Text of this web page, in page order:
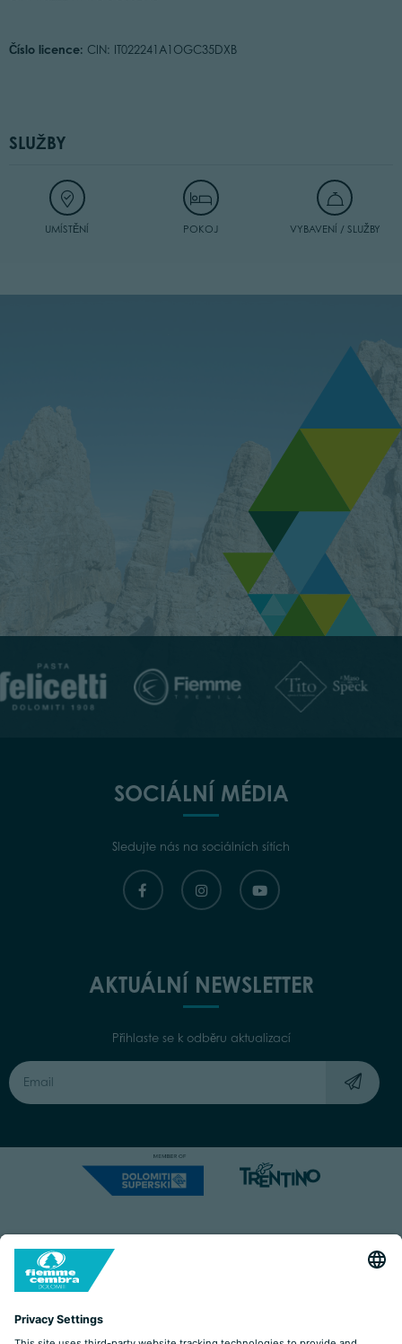
Číslo licence: CIN: IT022241A1OGC35DXB
SLUŽBY
UMÍSTĚNÍ POKOJ VYBAVENÍ / SLUŽBY
SOCIÁLNÍ MÉDIA
Sledujte nás na sociálních sítích
AKTUÁLNÍ NEWSLETTER
Přihlaste se k odběru aktualizací
Capitale Sociale: Euro 220.000,00 | VAT: 01901280220
COOKIES IMPRINT